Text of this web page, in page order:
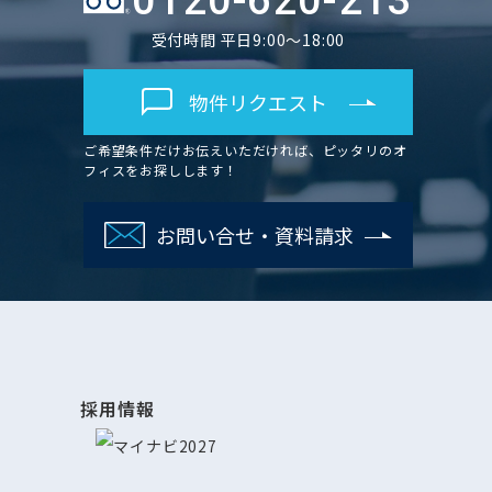
受付時間 平日9:00～18:00
物件リクエスト
ご希望条件だけお伝えいただければ、ピッタリのオ
フィスをお探しします！
お問い合せ・資料請求
採用情報